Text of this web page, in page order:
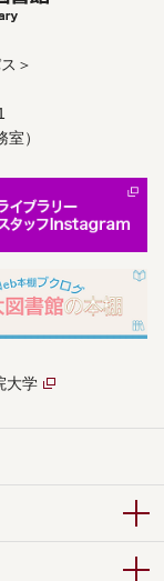
＞
）
大学